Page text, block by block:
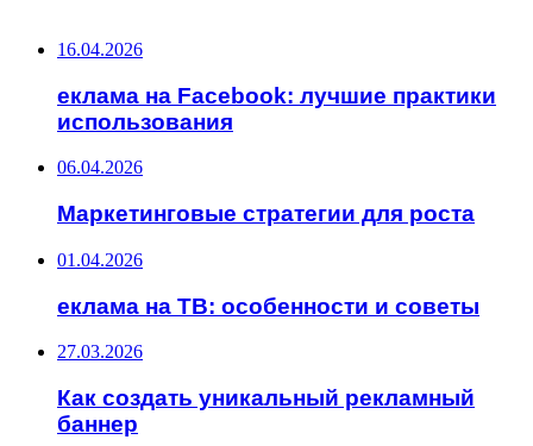
16.04.2026
еклама на Facebook: лучшие практики
использования
06.04.2026
Маркетинговые стратегии для роста
01.04.2026
еклама на ТВ: особенности и советы
27.03.2026
Как создать уникальный рекламный
баннер